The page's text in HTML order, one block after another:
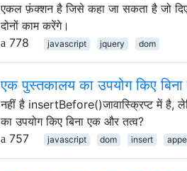
एकल फ़ंक्शन है जिसे कहा जा सकता है जो दिए
दोनों काम करेंगे।
778
javascript jquery dom
एक पुस्तकालय का उपयोग किए
नहीं है insertBefore()जावास्क्रिप्ट में
का उपयोग किए बिना एक और तत्व?
757
javascript dom insert